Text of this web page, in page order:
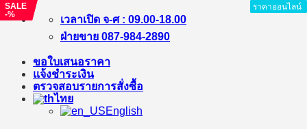
ข้าม
เนื้อหา
เวลาเปิด จ-ศ : 09.00-18.00
ฝ่ายขาย 087-984-2890
ขอใบเสนอราคา
แจ้งชำระเงิน
ตรวจสอบรายการสั่งซื้อ
ไทย
English
ราคาออนไลน์
ราคาออนไลน์
SALE
-%
ราคาออนไลน์
ราคาออนไลน์
ราคาออนไลน์
ราคาออนไลน์
ราคาออนไลน์
SALE
-%